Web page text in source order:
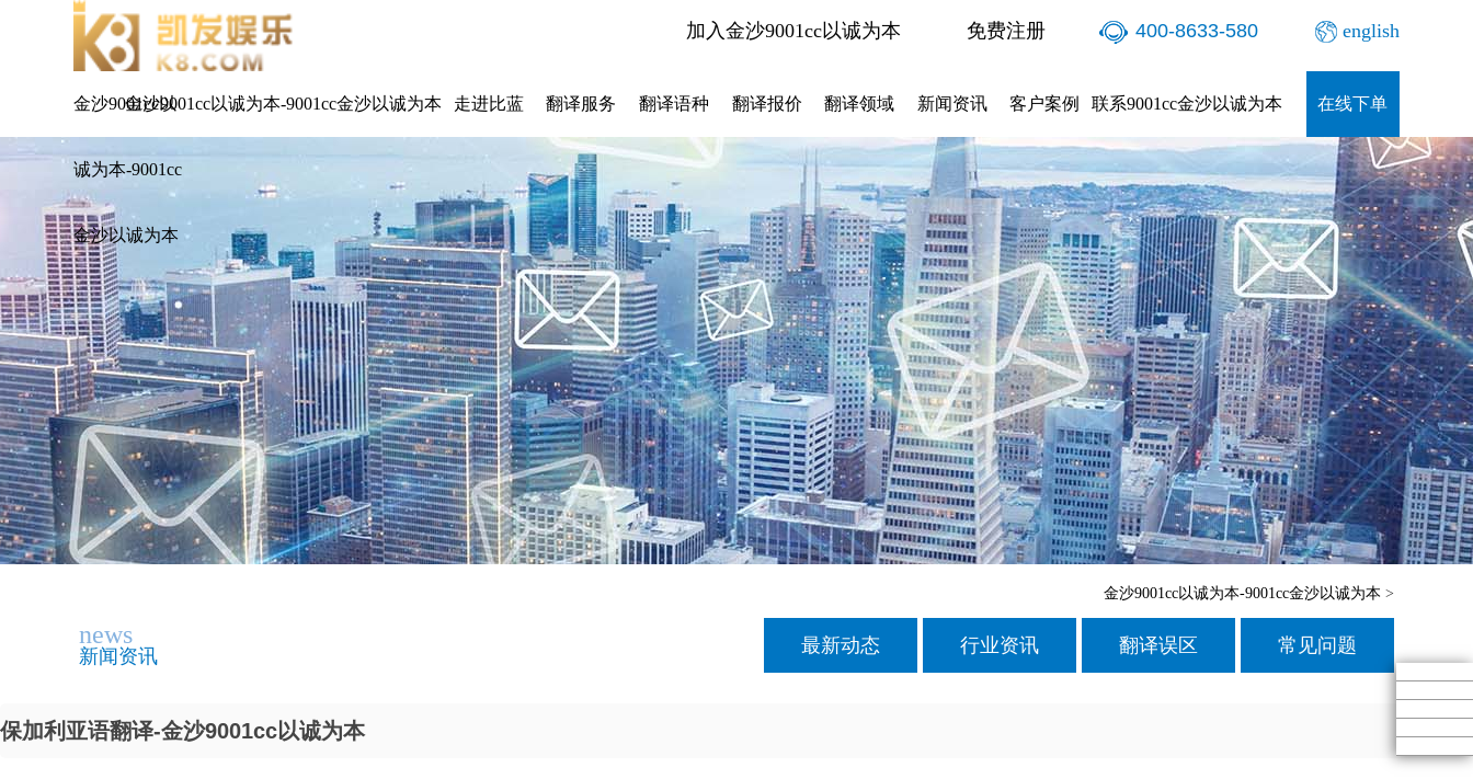
加入金沙9001cc以诚为本 免费注册 400-8633-580 english
金沙9001cc以
诚为本-9001cc
金沙以诚为本
金沙9001cc以诚为本-9001cc金沙以诚为本 走进比蓝 翻译服务 翻译语种 翻译报价 翻译领域 新闻资讯 客户案例 联系9001cc金沙以诚为本 在线下单
金沙9001cc以诚为本-9001cc金沙以诚为本 >
news
新闻资讯 最新动态 行业资讯 翻译误区 常见问题
保加利亚语翻译-金沙9001cc以诚为本